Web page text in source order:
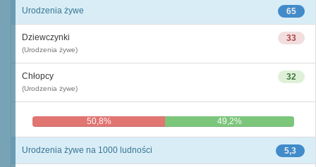
65
Urodzenia żywe
33
Dziewczynki
(Urodzenia żywe)
32
Chłopcy
(Urodzenia żywe)
50,8% 49,2%
5,3
Urodzenia żywe na 1000 ludności